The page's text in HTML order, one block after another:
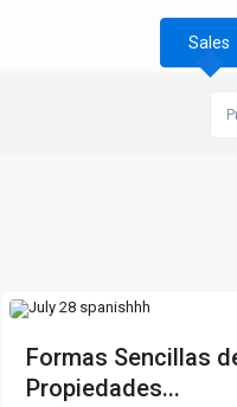
Sales
Formas Sencillas
Propiedades...